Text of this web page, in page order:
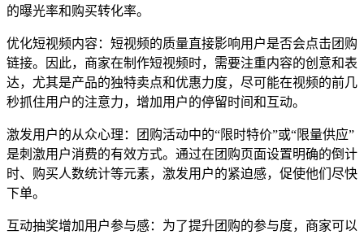
的曝光率和购买转化率。
优化短视频内容：短视频的质量直接影响用户是否会点击团购
链接。因此，商家在制作短视频时，需要注重内容的创意和表
达，尤其是产品的独特卖点和优惠力度，尽可能在视频的前几
秒抓住用户的注意力，增加用户的停留时间和互动。
激发用户的从众心理：团购活动中的“限时特价”或“限量供应”
是刺激用户消费的有效方式。通过在团购页面设置明确的倒计
时、购买人数统计等元素，激发用户的紧迫感，促使他们尽快
下单。
互动抽奖增加用户参与感：为了提升团购的参与度，商家可以